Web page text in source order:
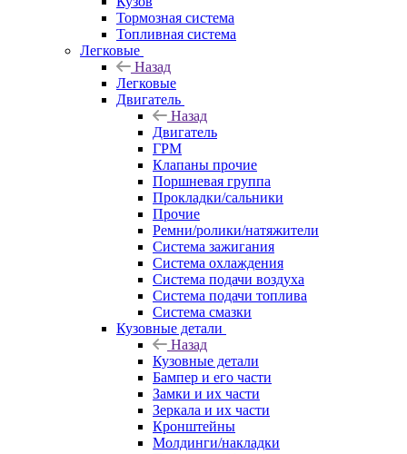
Тормозная система
Топливная система
Легковые
Назад
Легковые
Двигатель
Назад
Двигатель
ГРМ
Клапаны прочие
Поршневая группа
Прокладки/сальники
Прочие
Ремни/ролики/натяжители
Система зажигания
Система охлаждения
Система подачи воздуха
Система подачи топлива
Система смазки
Кузовные детали
Назад
Кузовные детали
Бампер и его части
Замки и их части
Зеркала и их части
Кронштейны
Молдинги/накладки